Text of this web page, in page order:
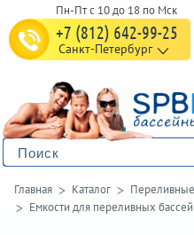
+7 (812) 642-99-25
Санкт-Петербург
Главная Каталог
Емкости для переливных